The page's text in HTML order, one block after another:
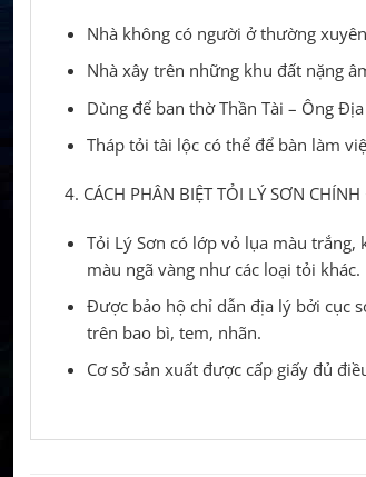
Nhà không có người ở thường
Nhà xây trên những khu đất nặng
Dùng để ban thờ Thần Tài – Ông
Tháp tỏi tài lộc có thể để bàn làm
4. CÁCH PHÂN BIỆT TỎI LÝ SƠN CHÍNH
Tỏi Lý Sơn có lớp vỏ lụa màu
màu ngã vàng như các loại tỏi khác.
Được bảo hộ chỉ dẫn địa lý bởi cục
trên bao bì, tem, nhãn.
Cơ sở sản xuất được cấp giấy đủ